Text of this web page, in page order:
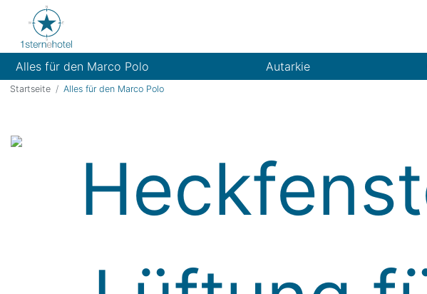
Alles für den Marco Polo Autarkie
Startseite Alles für den Marco Polo